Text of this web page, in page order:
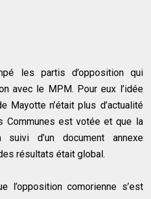
les partis d’opposition qui
avec le MPM. Pour eux l’idée
Mayotte n’était plus d’actualité
est votée et que la
suivi d’un document annexe
résultats était global.
l’opposition comorienne s’est